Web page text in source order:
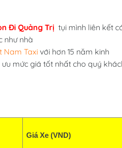
Đi Quảng Trị tụi mình liên kết
như nhà
Nam Taxivới hơn 15 năm kinh
mức giá tốt nhất cho quý
Giá Xe (VND)